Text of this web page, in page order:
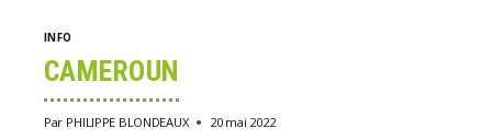
SUR
LES
ZONES
OÙ
INFO
CAMEROUN
Par PHILIPPE BLONDEAUX 20 mai 2022